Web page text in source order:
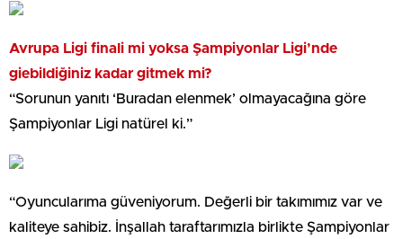
Avrupa Ligi finali mi yoksa Şampiyonlar Ligi’nde
giebildiğiniz kadar gitmek mi?
“Sorunun yanıtı ‘Buradan elenmek’ olmayacağına göre
Şampiyonlar Ligi natürel ki.”
“Oyuncularıma güveniyorum. Değerli bir takımımız var ve
kaliteye sahibiz. İnşallah taraftarımızla birlikte Şampiyonlar